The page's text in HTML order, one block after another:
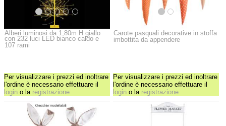
Alberi luminosi da 1,80m H giallo
con 232 luci LED bianco caldo e
107 rami
Per visualizzare i prezzi ed inoltrare
l'ordine è necessario effettuare il
login o la registrazione
Carote pasquali decorative in stoffa
imbottita da appendere
Per visualizzare i prezzi ed inoltrare
l'ordine è necessario effettuare il
login o la registrazione